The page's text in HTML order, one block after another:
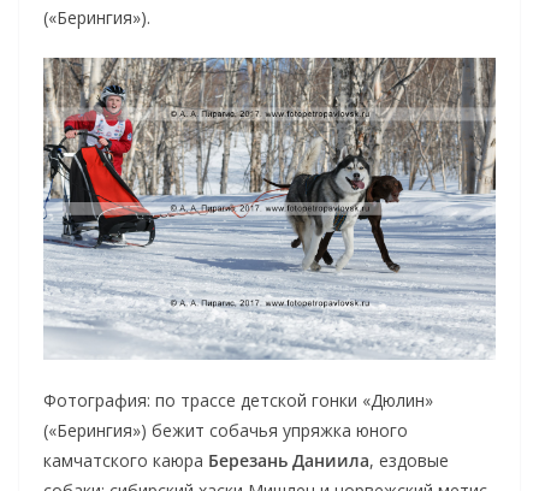
(«Берингия»).
Фотография: по трассе детской гонки «Дюлин»
(«Берингия») бежит собачья упряжка юного
камчатского каюра Березань Даниила, ездовые